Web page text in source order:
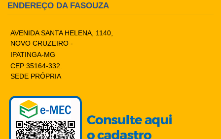
ENDEREÇO DA FASOUZA
AVENIDA SANTA HELENA, 1140,
NOVO CRUZEIRO -
IPATINGA-MG
CEP:35164-332.
SEDE PRÓPRIA